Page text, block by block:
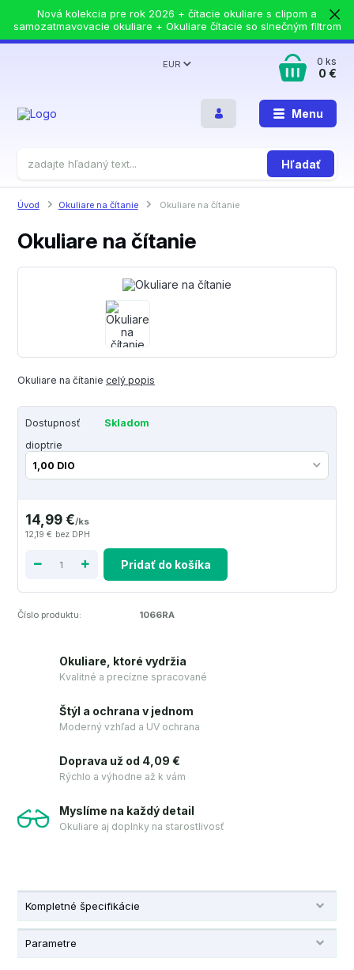
Nová kolekcia pre rok 2026 + čítacie okuliare s clipom a
samozatmavovacie okuliare + Okuliare čítacie so slnečným filtrom
Menu
EUR
Hľadať
0ks
0 €
Úvod Okuliare na čítanie Okuliare na čítanie
Okuliare na čítanie
Okuliare na čítanie celý popis
Dostupnosť
Skladom
dioptrie
14,99 €/ks
12,19 € bez DPH
Pridať do košíka
Číslo produktu: 1066RA
Okuliare, ktoré vydržia
Kvalitné a precízne spracované
Štýl a ochrana v jednom
Moderný vzhľad a UV ochrana
Doprava už od 4,09 €
Rýchlo a výhodne až k vám
Myslíme na každý detail
Okuliare aj doplnky na starostlivosť
Kompletné špecifikácie
Parametre